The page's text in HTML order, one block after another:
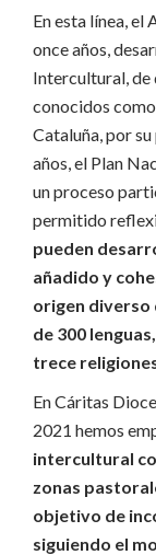
En esta línea, el
once años,
Intercultural, de
conocidos
Cataluña, por
años, el Plan
un proceso
permitido
pueden
añadido y
origen diverso
de 300
trece
En Cáritas
2021 hemos
intercultural
zonas
objetivo de
siguiendo el